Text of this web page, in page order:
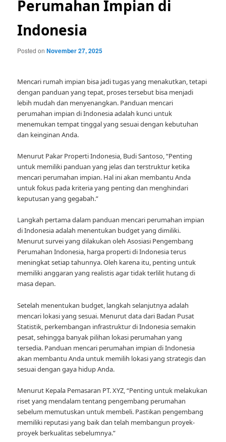
Perumahan Impian di
Indonesia
Posted onNovember 27, 2025
Mencari rumah impian bisa jadi tugas yang menakutkan, tetapi
dengan panduan yang tepat, proses tersebut bisa menjadi
lebih mudah dan menyenangkan. Panduan mencari
perumahan impian di Indonesia adalah kunci untuk
menemukan tempat tinggal yang sesuai dengan kebutuhan
dan keinginan Anda.
Menurut Pakar Properti Indonesia, Budi Santoso, “Penting
untuk memiliki panduan yang jelas dan terstruktur ketika
mencari perumahan impian. Hal ini akan membantu Anda
untuk fokus pada kriteria yang penting dan menghindari
keputusan yang gegabah.”
Langkah pertama dalam panduan mencari perumahan impian
di Indonesia adalah menentukan budget yang dimiliki.
Menurut survei yang dilakukan oleh Asosiasi Pengembang
Perumahan Indonesia, harga properti di Indonesia terus
meningkat setiap tahunnya. Oleh karena itu, penting untuk
memiliki anggaran yang realistis agar tidak terlilit hutang di
masa depan.
Setelah menentukan budget, langkah selanjutnya adalah
mencari lokasi yang sesuai. Menurut data dari Badan Pusat
Statistik, perkembangan infrastruktur di Indonesia semakin
pesat, sehingga banyak pilihan lokasi perumahan yang
tersedia. Panduan mencari perumahan impian di Indonesia
akan membantu Anda untuk memilih lokasi yang strategis dan
sesuai dengan gaya hidup Anda.
Menurut Kepala Pemasaran PT. XYZ, “Penting untuk melakukan
riset yang mendalam tentang pengembang perumahan
sebelum memutuskan untuk membeli. Pastikan pengembang
memiliki reputasi yang baik dan telah membangun proyek-
proyek berkualitas sebelumnya.”